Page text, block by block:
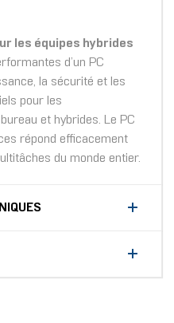
les équipes hybrides
d’un PC
la sécurité et les
pour les
et hybrides. Le PC
répond efficacement
du monde entier.